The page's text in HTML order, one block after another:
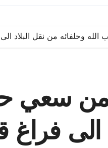
وحلفائه من نقل البلاد
من سعي
الى فراغ